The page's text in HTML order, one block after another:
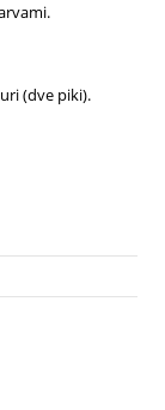
(dve piki).